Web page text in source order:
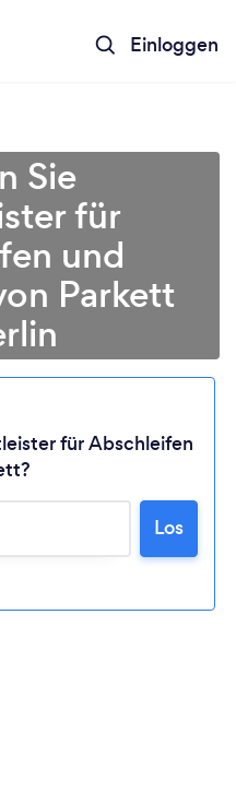
Einloggen
...
Sie
für
und
Parkett
für Abschleifen
Los